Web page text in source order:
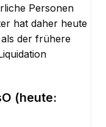
Personen
hat daher heute
der frühere
(heute: